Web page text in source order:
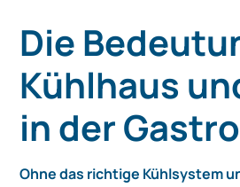
Die
Kühlhaus
in der
Ohne das richtige Kühlsystem